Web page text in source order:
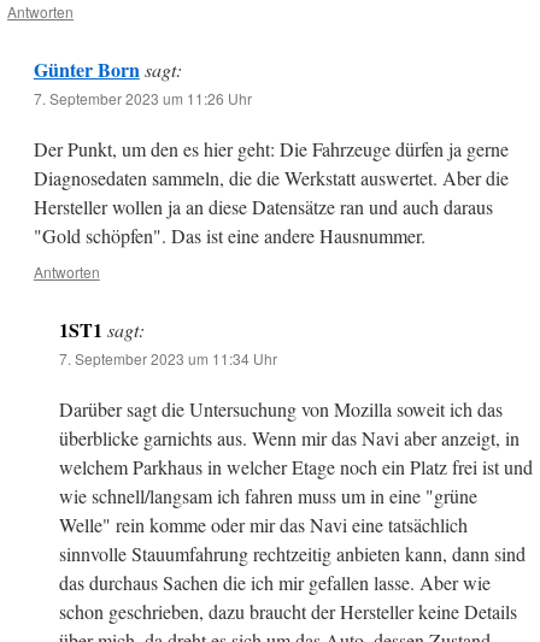
Antworten
Günter Born sagt:
7. September 2023 um 11:26 Uhr
Der Punkt, um den es hier geht: Die Fahrzeuge dürfen ja gerne
Diagnosedaten sammeln, die die Werkstatt auswertet. Aber die
Hersteller wollen ja an diese Datensätze ran und auch daraus
"Gold schöpfen". Das ist eine andere Hausnummer.
Antworten
1ST1 sagt:
7. September 2023 um 11:34 Uhr
Darüber sagt die Untersuchung von Mozilla soweit ich das
überblicke garnichts aus. Wenn mir das Navi aber anzeigt, in
welchem Parkhaus in welcher Etage noch ein Platz frei ist und
wie schnell/langsam ich fahren muss um in eine "grüne
Welle" rein komme oder mir das Navi eine tatsächlich
sinnvolle Stauumfahrung rechtzeitig anbieten kann, dann sind
das durchaus Sachen die ich mir gefallen lasse. Aber wie
schon geschrieben, dazu braucht der Hersteller keine Details